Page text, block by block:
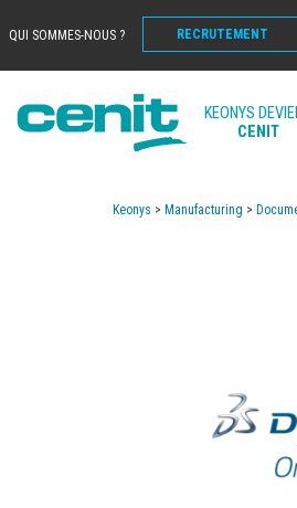
QUI SOMMES-NOUS ? RECRUTEMENT
KEONYS
CENIT
Keonys > Manufacturing >